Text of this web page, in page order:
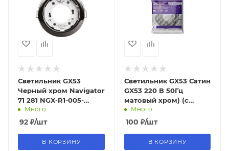
Светильник GX53
Черный хром Navigator
71 281 NGX-R1-005-
GX53(Черный хром)
Много
92 ₽/шт
В КОРЗИНУ
Светильник GX53 Сатин
GX53 220 В 50Гц
матовый хром) (с
термокольцом, инд
упак) Фарлайт
Много
100 ₽/шт
В КОРЗИНУ